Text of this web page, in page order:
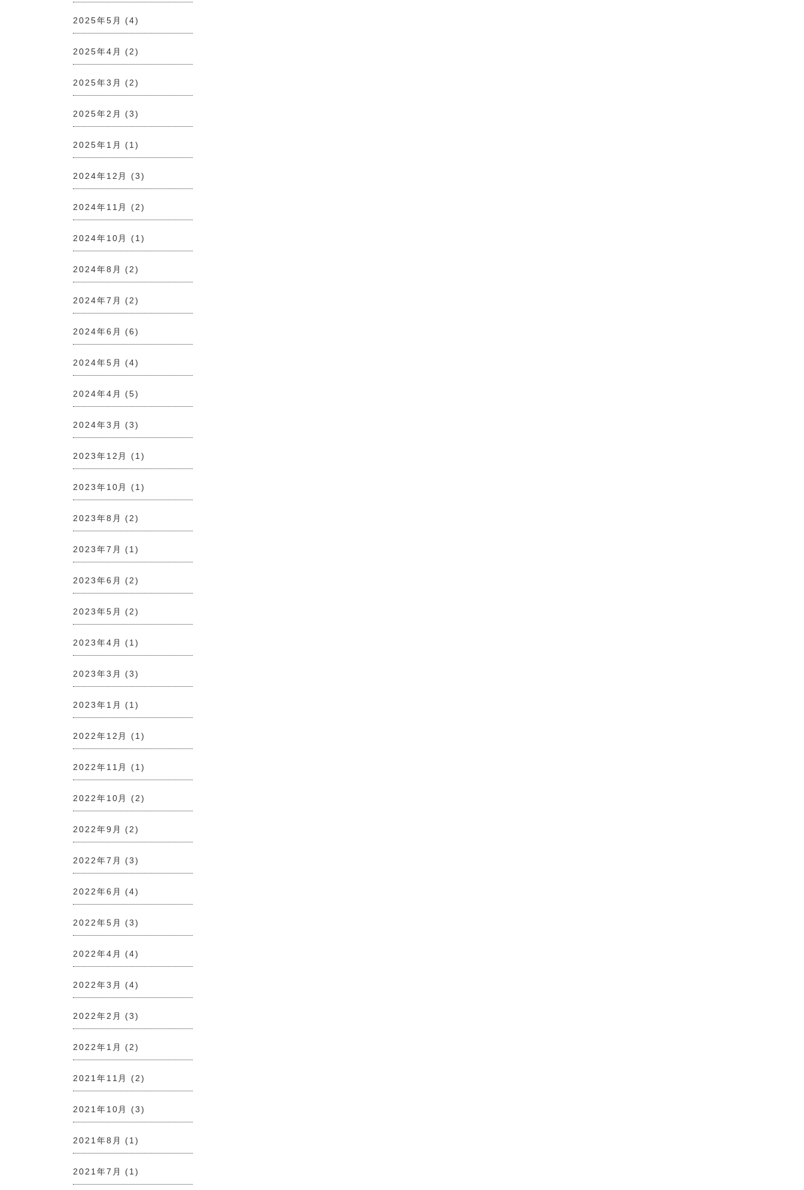
2025年5月 (4)
2025年4月 (2)
2025年3月 (2)
2025年2月 (3)
2025年1月 (1)
2024年12月 (3)
2024年11月 (2)
2024年10月 (1)
2024年8月 (2)
2024年7月 (2)
2024年6月 (6)
2024年5月 (4)
2024年4月 (5)
2024年3月 (3)
2023年12月 (1)
2023年10月 (1)
2023年8月 (2)
2023年7月 (1)
2023年6月 (2)
2023年5月 (2)
2023年4月 (1)
2023年3月 (3)
2023年1月 (1)
2022年12月 (1)
2022年11月 (1)
2022年10月 (2)
2022年9月 (2)
2022年7月 (3)
2022年6月 (4)
2022年5月 (3)
2022年4月 (4)
2022年3月 (4)
2022年2月 (3)
2022年1月 (2)
2021年11月 (2)
2021年10月 (3)
2021年8月 (1)
2021年7月 (1)